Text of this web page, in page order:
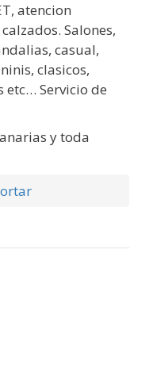
atencion
Salones,
casual,
clasicos,
etc… Servicio de
y toda